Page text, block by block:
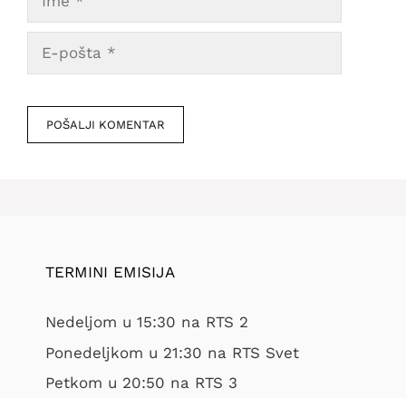
pošta
mesto
TERMINI EMISIJA
Nedeljom u 15:30 na RTS 2
Ponedeljkom u 21:30 na RTS Svet
Petkom u 20:50 na RTS 3